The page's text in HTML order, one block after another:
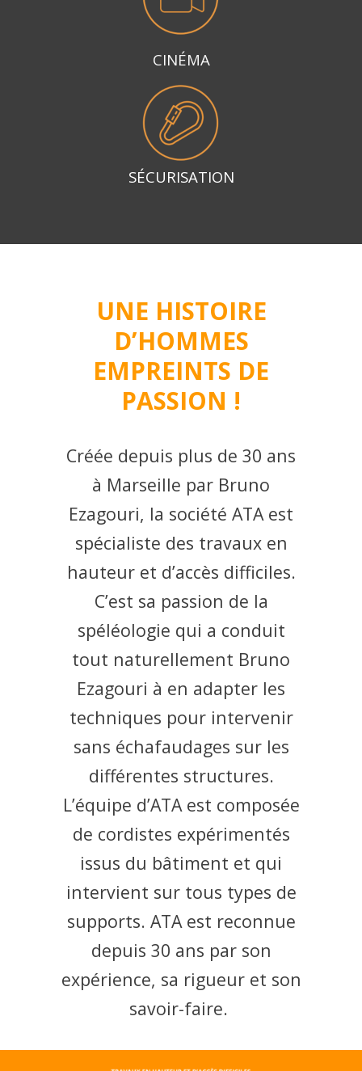
CINÉMA
SÉCURISATION
UNE HISTOIRE
D’HOMMES
EMPREINTS DE
PASSION !
Créée depuis plus de 30 ans
à Marseille par Bruno
Ezagouri, la société ATA est
spécialiste des travaux en
hauteur et d’accès difficiles.
C’est sa passion de la
spéléologie qui a conduit
tout naturellement Bruno
Ezagouri à en adapter les
techniques pour intervenir
sans échafaudages sur les
différentes structures.
L’équipe d’ATA est composée
de cordistes expérimentés
issus du bâtiment et qui
intervient sur tous types de
supports. ATA est reconnue
depuis 30 ans par son
expérience, sa rigueur et son
savoir-faire.